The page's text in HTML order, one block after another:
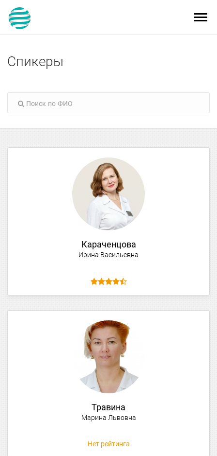
Спикеры
Караченцова
Ирина Васильевна
Травина
Марина Львовна
Нет рейтинга